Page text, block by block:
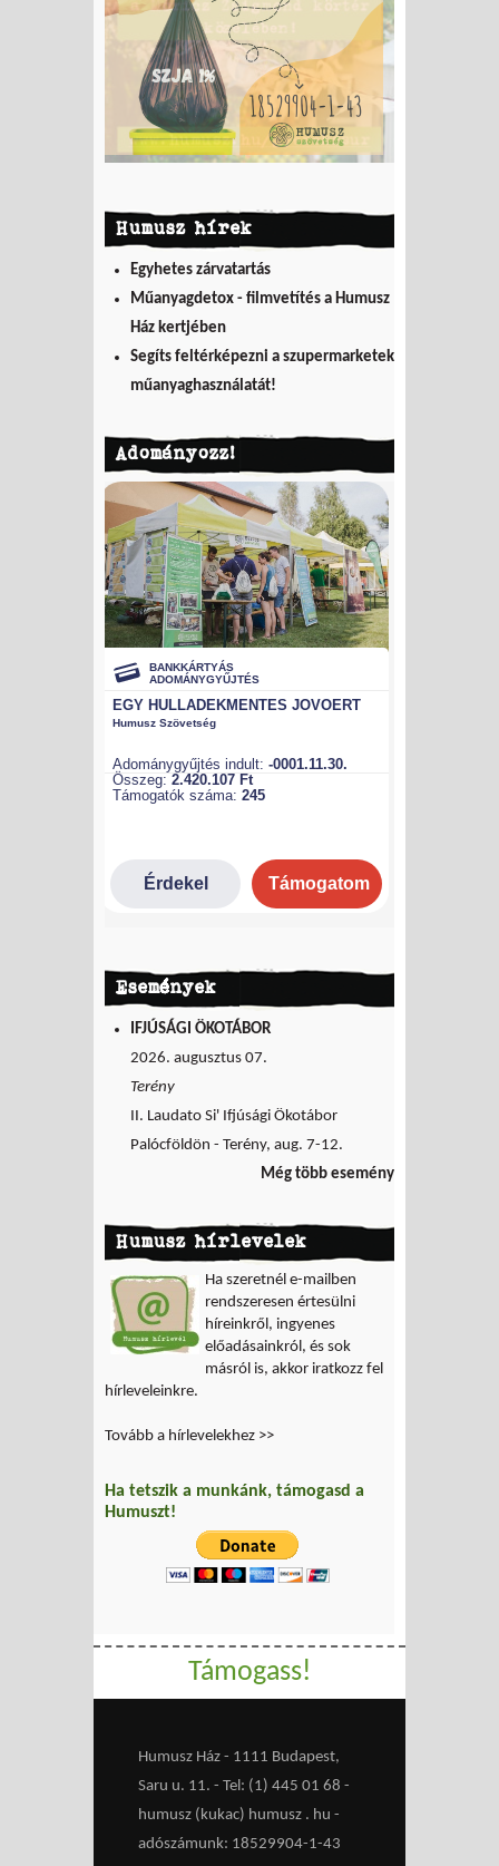
Humusz hírek
Egyhetes zárvatartás
Műanyagdetox - filmvetítés a Humusz
Ház kertjében
Segíts feltérképezni a szupermarketek
műanyaghasználatát!
Adományozz!
Események
IFJÚSÁGI ÖKOTÁBOR
2026. augusztus 07.
Terény
II. Laudato Si' Ifjúsági Ökotábor
Palócföldön - Terény, aug. 7-12.
Még több esemény
Humusz hírlevelek
Ha szeretnél e-mailben
rendszeresen értesülni
híreinkről, ingyenes
előadásainkról, és sok
másról is, akkor iratkozz fel
hírleveleinkre.
Tovább a hírlevelekhez >>
Ha tetszik a munkánk, támogasd a
Humuszt!
Támogass!
Humusz Ház - 1111 Budapest,
Saru u. 11. - Tel: (1) 445 01 68 -
humusz (kukac) humusz . hu -
adószámunk: 18529904-1-43